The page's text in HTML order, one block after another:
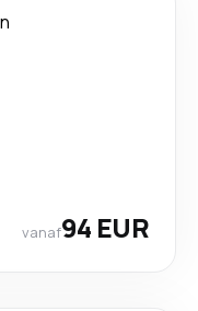
vanaf94 EUR